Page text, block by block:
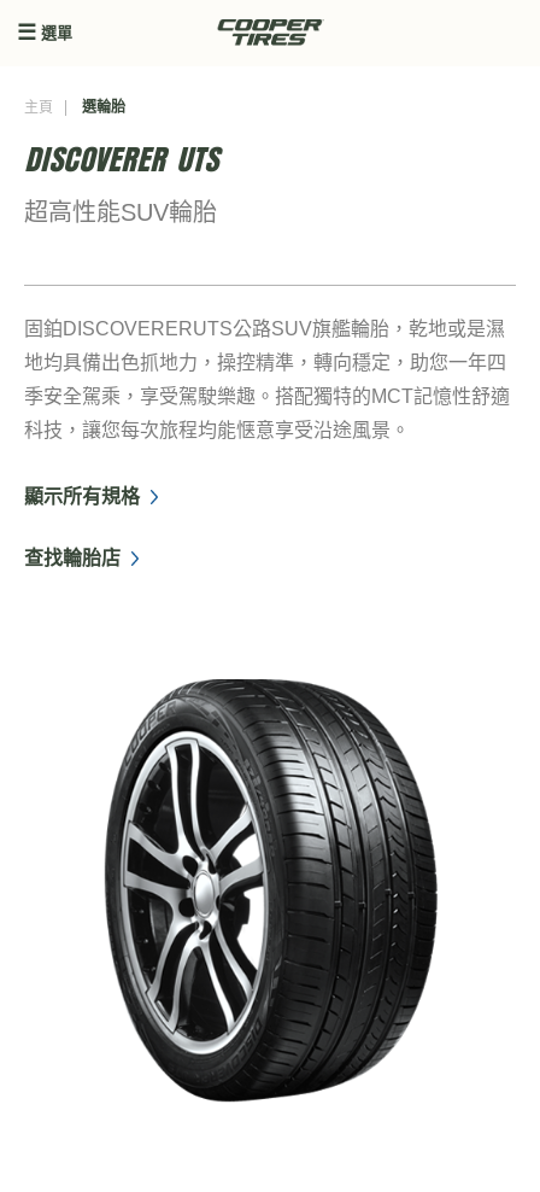
選單
主頁 選輪胎
DISCOVERER UTS
超高性能SUV輪胎
固鉑DISCOVERERUTS公路SUV旗艦輪胎，乾地或是濕
地均具備出色抓地力，操控精準，轉向穩定，助您一年四
季安全駕乘，享受駕駛樂趣。搭配獨特的MCT記憶性舒適
科技，讓您每次旅程均能惬意享受沿途風景。
顯示所有規格
查找輪胎店